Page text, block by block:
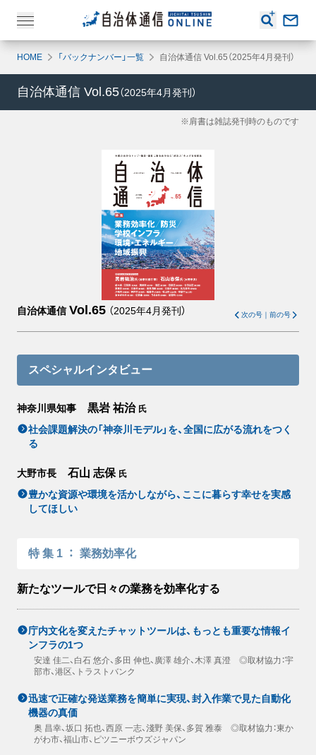
HOME 「バックナンバー」一覧 自治体通信 Vol.65（2025年4月発刊）
自治体通信 Vol.65（2025年4月発刊）
※肩書は雑誌発刊時のものです
自治体通信 Vol.65 （2025年4月発刊） 次の号 ｜ 前の号
スペシャルインタビュー
神奈川県知事 黒岩 祐治 氏
社会課題解決の「神奈川モデル」を、全国に広がる流れをつく
る
大野市長 石山 志保 氏
豊かな資源や環境を活かしながら、ここに暮らす幸せを実感
してほしい
特集1 ： 業務効率化
新たなツールで日々の業務を効率化する
庁内文化を変えたチャットツールは、もっとも重要な情報イ
ンフラの1つ
安達 佳二、白石 悠介、多田 伸也、廣澤 雄介、木澤 真澄 ◎取材協力：宇
部市、港区、トラストバンク
迅速で正確な発送業務を簡単に実現、封入作業で見た自動化
機器の真価
奥 昌幸、坂口 拓也、西原 一志、淺野 美保、多賀 雅泰 ◎取材協力：東か
がわ市、福山市、ピツニーボウズジャパン